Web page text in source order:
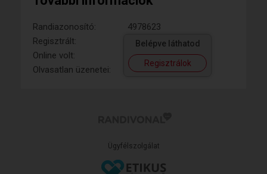
Randiazonosító:
4978623
Regisztrált:
Online volt:
Olvasatlan üzenetei:
Belépve láthatod
Regisztrálok
Ügyfélszolgálat